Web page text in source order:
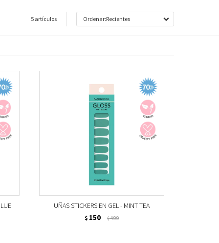
5 artículos Recientes
UÑAS STICKERS EN GEL - MINT TEA
$ 150 $499